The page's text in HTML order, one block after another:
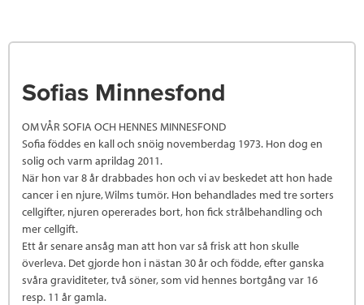
Sofias Minnesfond
OM VÅR SOFIA OCH HENNES MINNESFOND
Sofia föddes en kall och snöig novemberdag 1973. Hon dog en
solig och varm aprildag 2011.
När hon var 8 år drabbades hon och vi av beskedet att hon hade
cancer i en njure, Wilms tumör. Hon behandlades med tre sorters
cellgifter, njuren opererades bort, hon fick strålbehandling och
mer cellgift.
Ett år senare ansåg man att hon var så frisk att hon skulle
överleva. Det gjorde hon i nästan 30 år och födde, efter ganska
svåra graviditeter, två söner, som vid hennes bortgång var 16
resp. 11 år gamla.